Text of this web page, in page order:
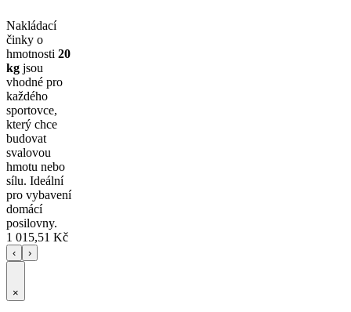
Nakládací
činky o
hmotnosti 20
kg jsou
vhodné pro
každého
sportovce,
který chce
budovat
svalovou
hmotu nebo
sílu. Ideální
pro vybavení
domácí
posilovny.
1 015,51 Kč
‹ ›
×